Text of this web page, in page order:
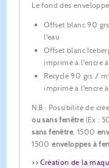
Le fond des
Offset blanc 90
l'eau
Offset blanc
imprimé à l'encre
Recyclé 90 grs /
imprimé à l'encre
N.B : Possibilité de
ou sans fenêtre(Ex :
sans fenêtre, 1500
1500enveloppes à
>> Création de la